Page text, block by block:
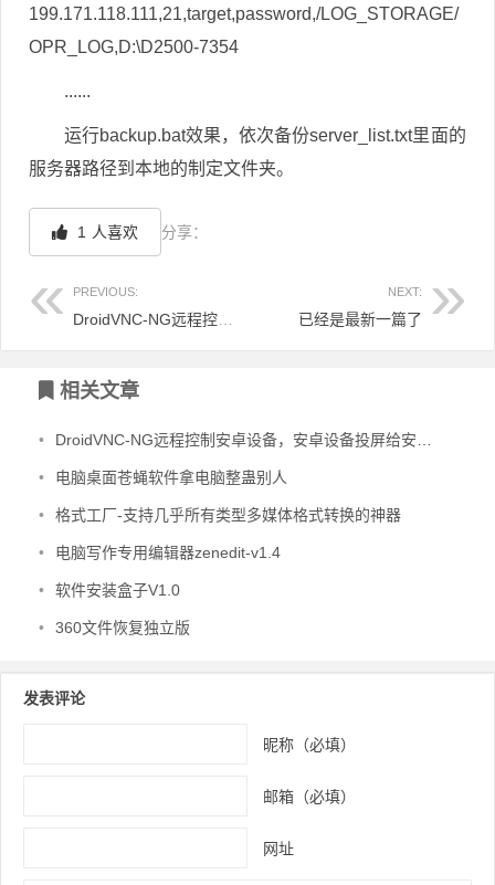
199.171.118.111,21,target,password,/LOG_STORAGE/
OPR_LOG,D:\D2500-7354
......
运行backup.bat效果，依次备份server_list.txt里面的
服务器路径到本地的制定文件夹。
1 人喜欢 分享：
PREVIOUS: NEXT:
已经是最新一篇了
文章导航
相关文章
• DroidVNC-NG远程控制安卓设备，安卓设备投屏给安卓设备软件
• 电脑桌面苍蝇软件拿电脑整蛊别人
• 格式工厂-支持几乎所有类型多媒体格式转换的神器
• 电脑写作专用编辑器zenedit-v1.4
• 软件安装盒子V1.0
• 360文件恢复独立版
发表评论
昵称（必填）
邮箱（必填）
网址